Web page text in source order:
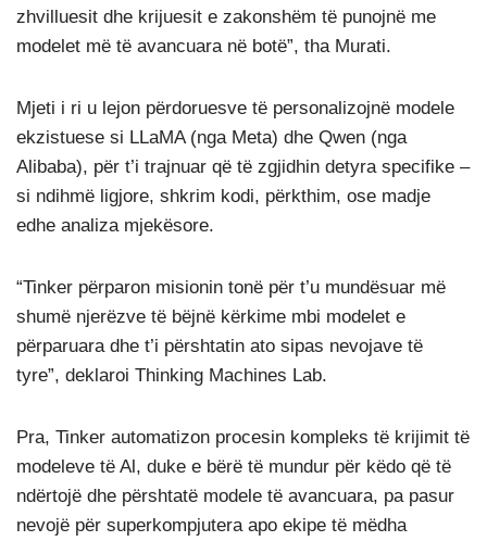
zhvilluesit dhe krijuesit e zakonshëm të punojnë me
modelet më të avancuara në botë”, tha Murati.
Mjeti i ri u lejon përdoruesve të personalizojnë modele
ekzistuese si LLaMA (nga Meta) dhe Qwen (nga
Alibaba), për t’i trajnuar që të zgjidhin detyra specifike –
si ndihmë ligjore, shkrim kodi, përkthim, ose madje
edhe analiza mjekësore.
“Tinker përparon misionin tonë për t’u mundësuar më
shumë njerëzve të bëjnë kërkime mbi modelet e
përparuara dhe t’i përshtatin ato sipas nevojave të
tyre”, deklaroi Thinking Machines Lab.
Pra, Tinker automatizon procesin kompleks të krijimit të
modeleve të Al, duke e bërë të mundur për këdo që të
ndërtojë dhe përshtatë modele të avancuara, pa pasur
nevojë për superkompjutera apo ekipe të mëdha